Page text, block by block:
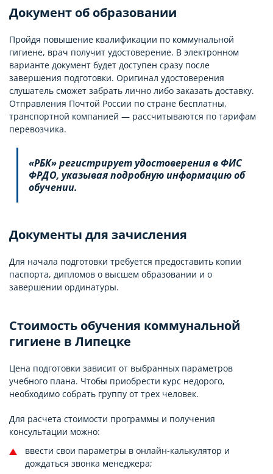
Документ об образовании
Пройдя повышение квалификации по коммунальной
гигиене, врач получит удостоверение. В электронном
варианте документ будет доступен сразу после
завершения подготовки. Оригинал удостоверения
слушатель сможет забрать лично либо заказать доставку.
Отправления Почтой России по стране бесплатны,
транспортной компанией — рассчитываются по тарифам
перевозчика.
«РБК» регистрирует удостоверения в ФИС
ФРДО, указывая подробную информацию об
обучении.
Документы для зачисления
Для начала подготовки требуется предоставить копии
паспорта, дипломов о высшем образовании и о
завершении ординатуры.
Стоимость обучения коммунальной
гигиене в Липецке
Цена подготовки зависит от выбранных параметров
учебного плана. Чтобы приобрести курс недорого,
необходимо собрать группу от трех человек.
Для расчета стоимости программы и получения
консультации можно:
ввести свои параметры в онлайн-калькулятор и
дождаться звонка менеджера;